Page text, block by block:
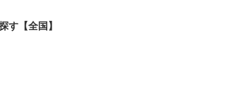
す【全国】